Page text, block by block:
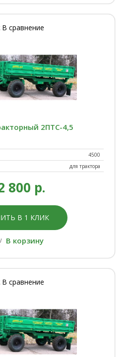
В сравнение
2ПТС-4,5
4500
для трактора
800 р.
В 1 КЛИК
В корзину
В сравнение